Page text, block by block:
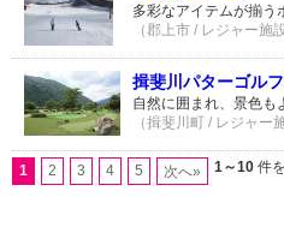
多彩なアイテムが揃う
（郡上市 / レジャー施
揖斐川パターゴル
自然に囲まれ、景色も
（揖斐川町 / レジャー
1 2 3 4 5 次へ» 1～10 件